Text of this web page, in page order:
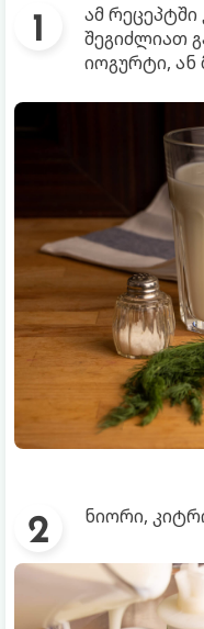
ამ
შეგიძლიათ
იოგურტი, ან
ნიორი,